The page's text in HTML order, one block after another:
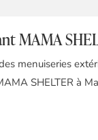
MAMA
menuiseries
SHELTER à